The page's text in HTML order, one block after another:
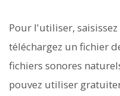
Pour l'utiliser,
téléchargez un fichier
fichiers sonores
pouvez utiliser